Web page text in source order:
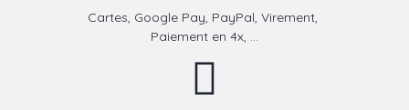
Cartes, Google Pay, PayPal, Virement,
Paiement en 4x, ...